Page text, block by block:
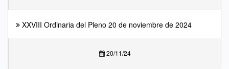
XXVIII Ordinaria del Pleno 20 de noviembre de 2024
20/11/24